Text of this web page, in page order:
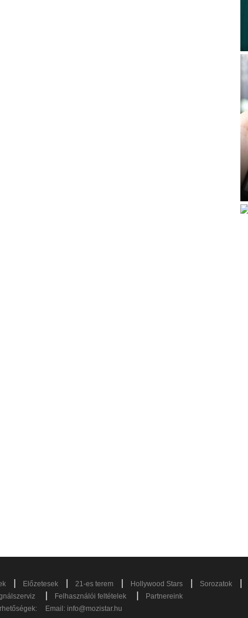
Előzetesek 21-es terem Hollywood Stars Sorozatok
Felhasználói feltételek
Partnereink
Email: info@mozistar.hu